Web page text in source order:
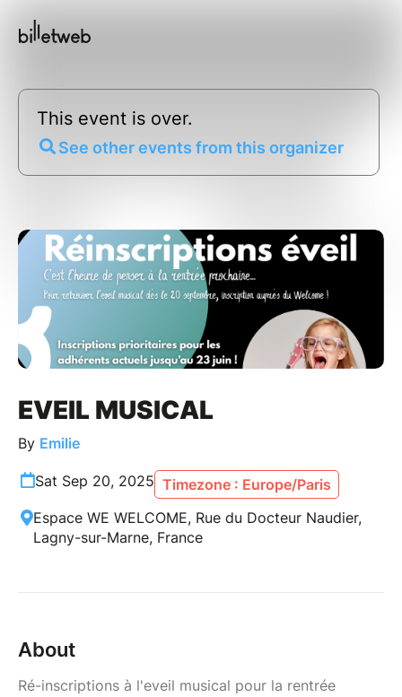
This event is over.
See other events from this organizer
EVEIL MUSICAL
By Emilie
Sat Sep 20, 2025 Timezone : Europe/Paris
Espace WE WELCOME, Rue du Docteur Naudier,
Lagny-sur-Marne, France
About
Ré-inscriptions à l'eveil musical pour la rentrée